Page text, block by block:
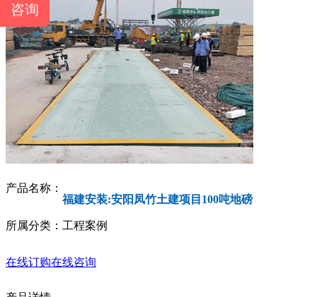
产品名称：
福建安装:安阳凤竹土建项目100吨地磅
所属分类：工程案例
在线订购在线咨询
咨询